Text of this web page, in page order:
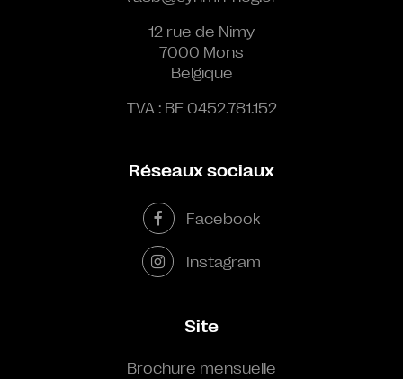
12 rue de Nimy
7000 Mons
Belgique
TVA : BE 0452.781.152
Réseaux sociaux
Facebook
Instagram
Site
Brochure mensuelle